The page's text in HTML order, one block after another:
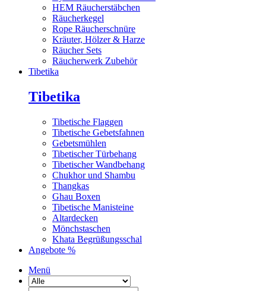
HEM Räucherstäbchen
Räucherkegel
Rope Räucherschnüre
Kräuter, Hölzer & Harze
Räucher Sets
Räucherwerk Zubehör
Tibetika
Tibetika
Tibetische Flaggen
Tibetische Gebetsfahnen
Gebetsmühlen
Tibetischer Türbehang
Tibetischer Wandbehang
Chukhor und Shambu
Thangkas
Ghau Boxen
Tibetische Manisteine
Altardecken
Mönchstaschen
Khata Begrüßungsschal
Angebote %
Menü